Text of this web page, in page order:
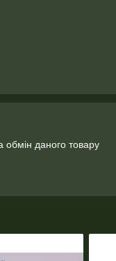
даного товару